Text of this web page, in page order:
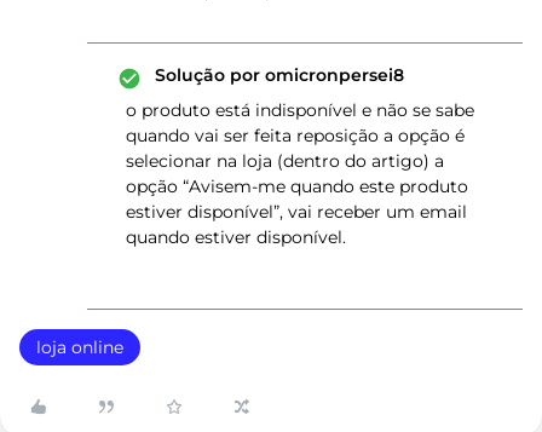
Solução por omicronpersei8
o produto está indisponível e não se sabe
quando vai ser feita reposição a opção é
selecionar na loja (dentro do artigo) a
opção “Avisem-me quando este produto
estiver disponível”, vai receber um email
quando estiver disponível.
loja online